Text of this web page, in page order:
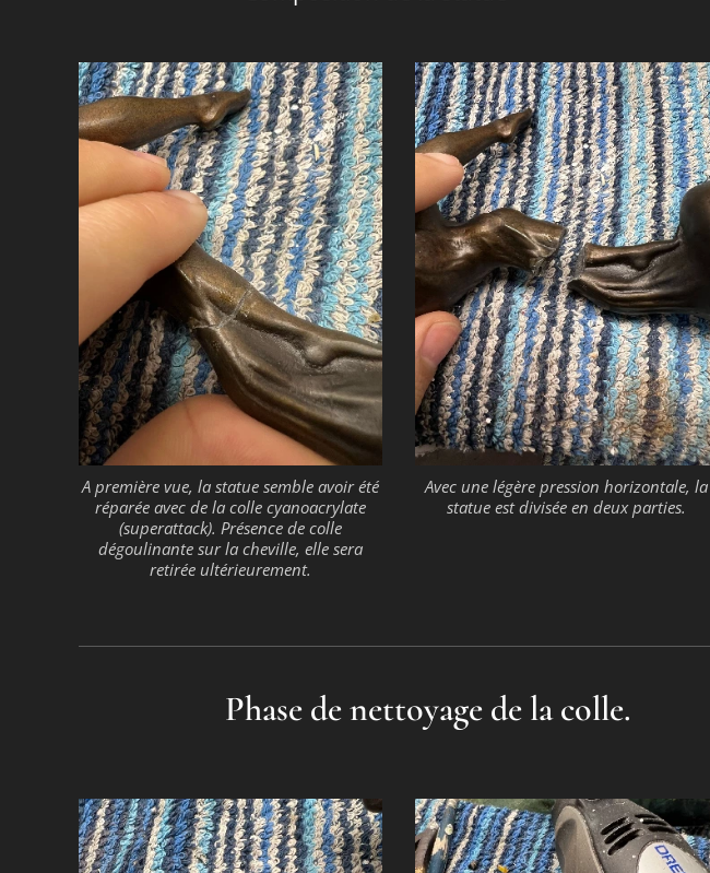
A première vue, la statue semble avoir été
réparée avec de la colle cyanoacrylate
(superattack). Présence de colle
dégoulinante sur la cheville, elle sera
retirée ultérieurement.
Avec une légère pression horizontale, la
statue est divisée en deux parties.
Phase de nettoyage de la colle.